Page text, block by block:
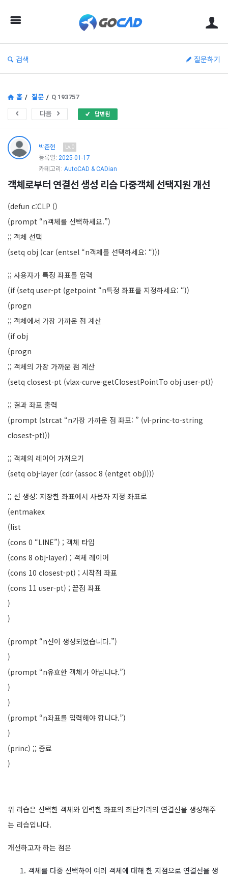
캐
(CAD)
정
보
중
심
검색 질문하기
홈 / 질문 / Q 193757
다음 답변됨
박준현 Lv.0
등록일: 2025-01-17
카테고리: AutoCAD & CADian
객체로부터 연결선 생성 리습 다중객체 선택지원 개선
(defun c:CLP ()
(prompt “n객체를 선택하세요.”)
;; 객체 선택
(setq obj (car (entsel “n객체를 선택하세요: “)))
;; 사용자가 특정 좌표를 입력
(if (setq user-pt (getpoint “n특정 좌표를 지정하세요: “))
(progn
;; 객체에서 가장 가까운 점 계산
(if obj
(progn
;; 객체의 가장 가까운 점 계산
(setq closest-pt (vlax-curve-getClosestPointTo obj user-pt))
;; 결과 좌표 출력
(prompt (strcat “n가장 가까운 점 좌표: ” (vl-princ-to-string
closest-pt)))
;; 객체의 레이어 가져오기
(setq obj-layer (cdr (assoc 8 (entget obj))))
;; 선 생성: 저장한 좌표에서 사용자 지정 좌표로
(entmakex
(list
(cons 0 “LINE”) ; 객체 타입
(cons 8 obj-layer) ; 객체 레이어
(cons 10 closest-pt) ; 시작점 좌표
(cons 11 user-pt) ; 끝점 좌표
)
)
(prompt “n선이 생성되었습니다.”)
)
(prompt “n유효한 객체가 아닙니다.”)
)
)
(prompt “n좌표를 입력해야 합니다.”)
)
(princ) ;; 종료
)
위 리습은 선택한 객체와 입력한 좌표의 최단거리의 연결선을 생성해주
는 리습입니다.
개선하고자 하는 점은
객체를 다중 선택하여 여러 객체에 대해 한 지점으로 연결선을 생